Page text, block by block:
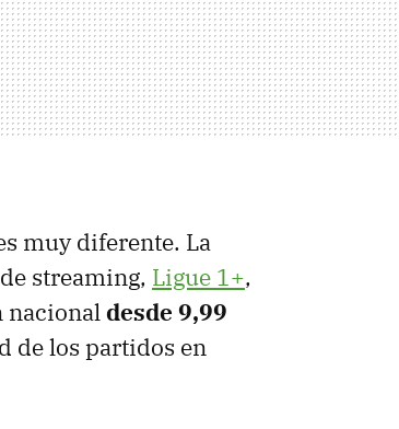
muy diferente. La
streaming, Ligue 1+,
nacionaldesde 9,99
de los partidos en